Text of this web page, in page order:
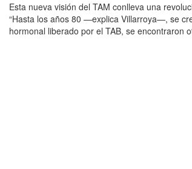
Esta nueva visión del TAM conlleva una
“Hasta los años 80 —explica Villarroya—, se
hormonal liberado por el TAB, se encontraron